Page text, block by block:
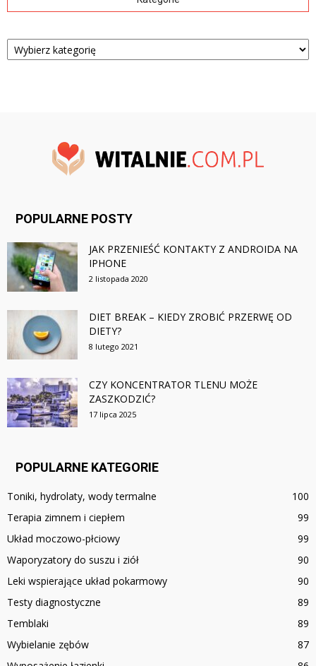
Kategorie
POPULARNE POSTY
JAK PRZENIEŚĆ KONTAKTY Z ANDROIDA NA
IPHONE
2 listopada 2020
DIET BREAK – KIEDY ZROBIĆ PRZERWĘ OD
DIETY?
8 lutego 2021
CZY KONCENTRATOR TLENU MOŻE
ZASZKODZIĆ?
17 lipca 2025
POPULARNE KATEGORIE
Toniki, hydrolaty, wody termalne
100
Terapia zimnem i ciepłem
99
Układ moczowo-płciowy
99
Waporyzatory do suszu i ziół
90
Leki wspierające układ pokarmowy
90
Testy diagnostyczne
89
Temblaki
89
Wybielanie zębów
87